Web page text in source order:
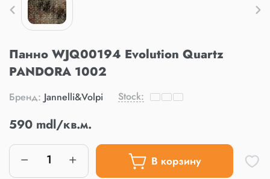
Панно WJQ00194 Evolution Quartz
PANDORA 1002
Бренд: Jannelli&Volpi Stock:
590 mdl/кв.м.
В корзину